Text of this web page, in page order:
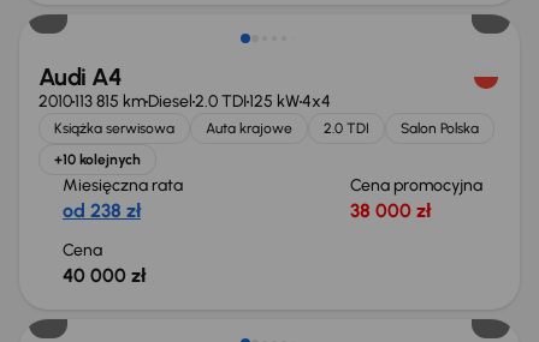
Audi A4
2010113 815 kmDiesel2.0 TDI125 kW4x4
Książka serwisowa Auta krajowe 2.0 TDI
Salon Polska
+10 kolejnych
Miesięczna rata
od 238 zł
Cena promocyjna
38 000 zł
Cena
40 000 zł